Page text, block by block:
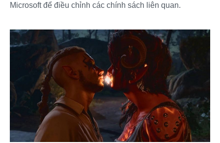
Microsoft để điều chỉnh các chính sách liên quan.